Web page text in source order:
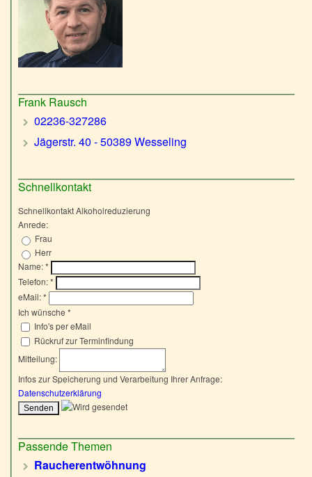
Frank Rausch
02236-327286
Jägerstr. 40 - 50389 Wesseling
Schnellkontakt
Schnellkontakt Alkoholreduzierung
Anrede:
Frau
Herr
Name:*
Telefon:*
eMail:*
Ich wünsche*
Info's per eMail
Rückruf zur Terminfindung
Mitteilung:
Infos zur Speicherung und Verarbeitung Ihrer Anfrage:
Datenschutzerklärung
Passende Themen
Raucherentwöhnung